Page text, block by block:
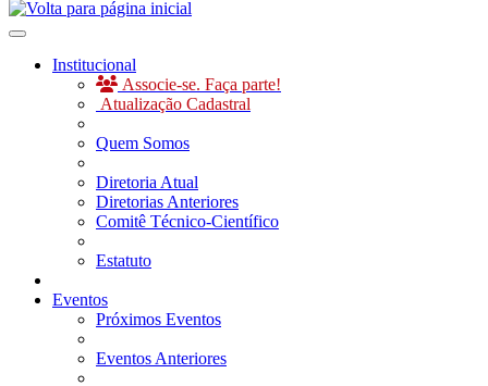
Toggle navigation
Institucional
Associe-se. Faça parte!
Atualização Cadastral
Quem Somos
Diretoria Atual
Diretorias Anteriores
Comitê Técnico-Científico
Estatuto
Eventos
Próximos Eventos
Eventos Anteriores